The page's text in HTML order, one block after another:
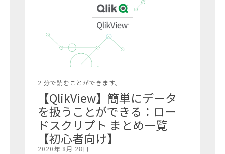
2 分で読むことができます。
【QlikView】簡単にデータ
を扱うことができる：ロー
ドスクリプト まとめ一覧
【初心者向け】
2020年 8月 28日